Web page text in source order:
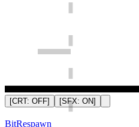
[CRT: OFF] [SFX: ON]
BitRespawn